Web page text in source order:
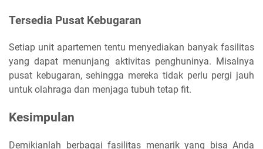
Tersedia Pusat Kebugaran
Setiap unit apartemen tentu menyediakan banyak fasilitas
yang dapat menunjang aktivitas penghuninya. Misalnya
pusat kebugaran, sehingga mereka tidak perlu pergi jauh
untuk olahraga dan menjaga tubuh tetap fit.
Kesimpulan
Demikianlah berbagai fasilitas menarik yang bisa Anda